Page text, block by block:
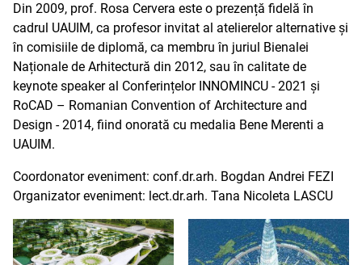
Din 2009, prof. Rosa Cervera este o prezență fidelă în
cadrul UAUIM, ca profesor invitat al atelierelor alternative și
în comisiile de diplomă, ca membru în juriul Bienalei
Naționale de Arhitectură din 2012, sau în calitate de
keynote speaker al Conferințelor INNOMINCU - 2021 și
RoCAD – Romanian Convention of Architecture and
Design - 2014, fiind onorată cu medalia Bene Merenti a
UAUIM.
Coordonator eveniment: conf.dr.arh. Bogdan Andrei FEZI
Organizator eveniment: lect.dr.arh. Tana Nicoleta LASCU